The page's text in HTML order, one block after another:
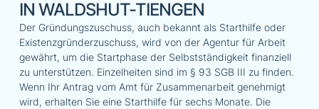
IN WALDSHUT-TIENGEN
Der Gründungszuschuss, auch bekannt als Starthilfe oder
Existenzgründerzuschuss, wird von der Agentur für Arbeit
gewährt, um die Startphase der Selbstständigkeit finanziell
zu unterstützen. Einzelheiten sind im § 93 SGB III zu finden.
Wenn Ihr Antrag vom Amt für Zusammenarbeit genehmigt
wird, erhalten Sie eine Starthilfe für sechs Monate. Die